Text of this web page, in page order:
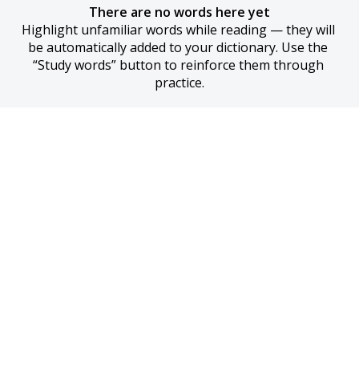
There are no words here yet
Highlight unfamiliar words while reading — they will
be automatically added to your dictionary. Use the
“Study words” button to reinforce them through
practice.